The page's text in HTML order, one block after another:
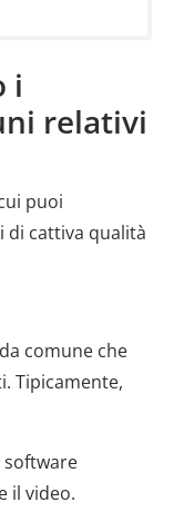
i
relativi
puoi
cattiva qualità
comune che
Tipicamente,
software
il video.